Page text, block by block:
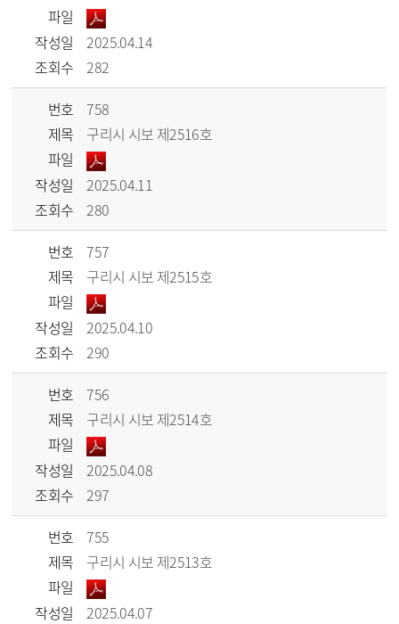
파일
작성일
2025.04.14
조회수
282
번호
758
제목
구리시 시보 제2516호
파일
작성일
2025.04.11
조회수
280
번호
757
제목
구리시 시보 제2515호
파일
작성일
2025.04.10
조회수
290
번호
756
제목
구리시 시보 제2514호
파일
작성일
2025.04.08
조회수
297
번호
755
제목
구리시 시보 제2513호
파일
작성일
2025.04.07